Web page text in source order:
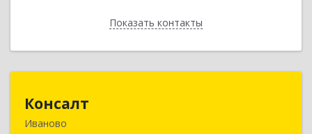
Показать контакты
Назад
Консалт
Иваново
153000, Ивановская обл, Иваново г, Жарова ул,